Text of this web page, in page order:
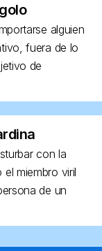
alguien
fuera de lo
de
con la
miembro viril
de un